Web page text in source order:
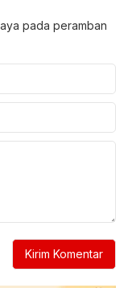
pada peramban